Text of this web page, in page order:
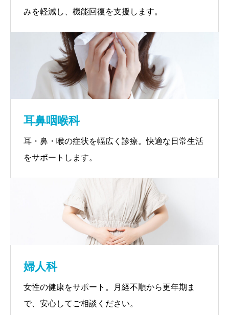
みを軽減し、機能回復を支援します。
耳鼻咽喉科
耳・鼻・喉の症状を幅広く診療。快適な日常生活
をサポートします。
婦人科
女性の健康をサポート。月経不順から更年期ま
で、安心してご相談ください。